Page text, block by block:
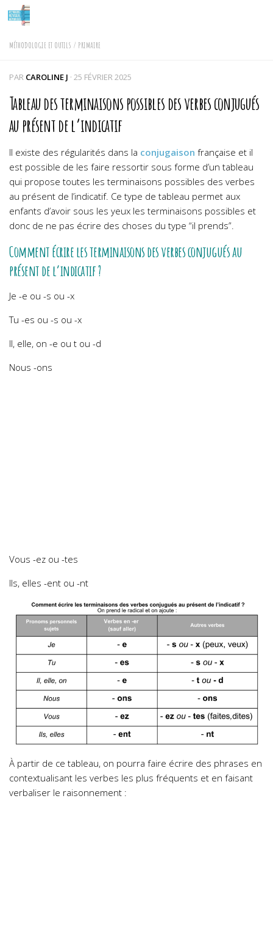
Skip to content
MÉTHODOLOGIE ET OUTILS / PRIMAIRE
PAR CAROLINE J · 25 FÉVRIER 2025
Tableau des terminaisons possibles des verbes conjugués
au présent de l’indicatif
Il existe des régularités dans la conjugaison française et il
est possible de les faire ressortir sous forme d’un tableau
qui propose toutes les terminaisons possibles des verbes
au présent de l’indicatif. Ce type de tableau permet aux
enfants d’avoir sous les yeux les terminaisons possibles et
donc de ne pas écrire des choses du type “il prends”.
Comment écrire les terminaisons des verbes conjugués au
présent de l’indicatif ?
Je -e ou -s ou -x
Tu -es ou -s ou -x
Il, elle, on -e ou t ou -d
Nous -ons
Vous -ez ou -tes
Ils, elles -ent ou -nt
À partir de ce tableau, on pourra faire écrire des phrases en
contextualisant les verbes les plus fréquents et en faisant
verbaliser le raisonnement :